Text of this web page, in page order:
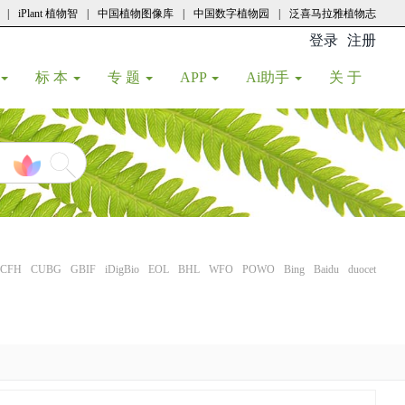
iPlant 植物智 中国植物图像库 中国数字植物园 泛喜马拉雅植物志
登录 注册
标 本 专 题 APP Ai助手 关 于
CFH CUBG GBIF iDigBio EOL BHL WFO POWO Bing Baidu duocet